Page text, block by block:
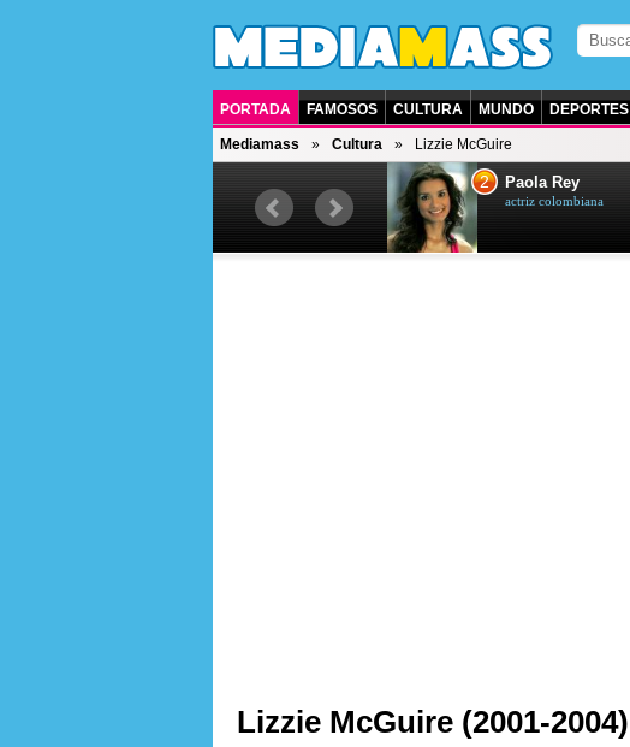
PORTADA FAMOSOS CULTURA MUNDO DEPORTES
Mediamass Cultura Lizzie McGuire
actor y presentador de televisión
2 Paola Rey
actriz colombiana
Lizzie McGuire (2001-2004)